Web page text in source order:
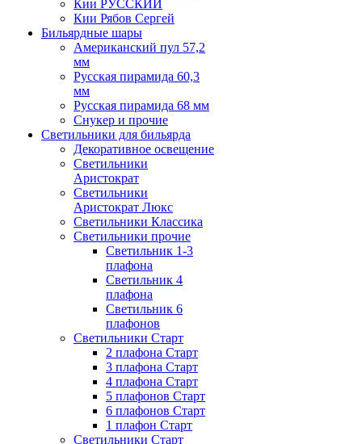
Кии РУССКИЙ
Кии Рябов Сергей
Бильярдные шары
Американский пул 57,2
мм
Русская пирамида 60,3
мм
Русская пирамида 68 мм
Снукер и прочие
Светильники для бильярда
Декоративное освещение
Светильники
Аристократ
Светильники
Аристократ Люкс
Светильники Классика
Светильники прочие
Светильник 1-3
плафона
Светильник 4
плафона
Светильник 6
плафонов
Светильники Старт
2 плафона Старт
3 плафона Старт
4 плафона Старт
5 плафонов Старт
6 плафонов Старт
1 плафон Старт
Светильники Старт